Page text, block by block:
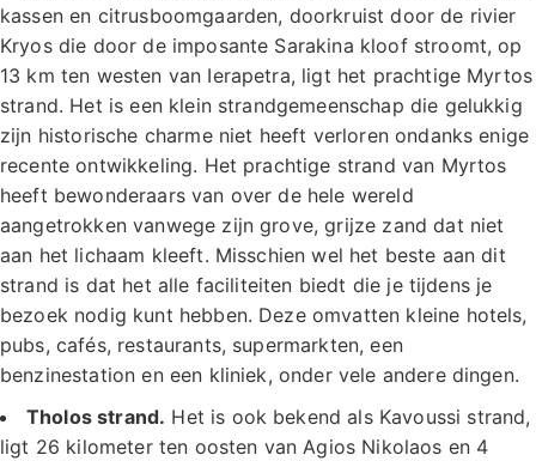
kassen en citrusboomgaarden, doorkruist door de rivier
Kryos die door de imposante Sarakina kloof stroomt, op
13 km ten westen van Ierapetra, ligt het prachtige Myrtos
strand. Het is een klein strandgemeenschap die gelukkig
zijn historische charme niet heeft verloren ondanks enige
recente ontwikkeling. Het prachtige strand van Myrtos
heeft bewonderaars van over de hele wereld
aangetrokken vanwege zijn grove, grijze zand dat niet
aan het lichaam kleeft. Misschien wel het beste aan dit
strand is dat het alle faciliteiten biedt die je tijdens je
bezoek nodig kunt hebben. Deze omvatten kleine hotels,
pubs, cafés, restaurants, supermarkten, een
benzinestation en een kliniek, onder vele andere dingen.
Tholos strand. Het is ook bekend als Kavoussi strand,
ligt 26 kilometer ten oosten van Agios Nikolaos en 4